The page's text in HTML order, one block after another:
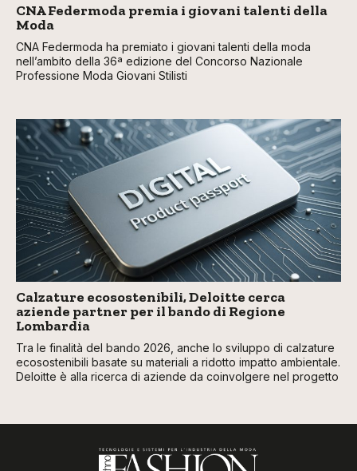
CNA Federmoda premia i giovani talenti della
Moda
CNA Federmoda ha premiato i giovani talenti della moda
nell’ambito della 36ª edizione del Concorso Nazionale
Professione Moda Giovani Stilisti
Calzature ecosostenibili, Deloitte cerca
aziende partner per il bando di Regione
Lombardia
Tra le finalità del bando 2026, anche lo sviluppo di calzature
ecosostenibili basate su materiali a ridotto impatto ambientale.
Deloitte è alla ricerca di aziende da coinvolgere nel progetto